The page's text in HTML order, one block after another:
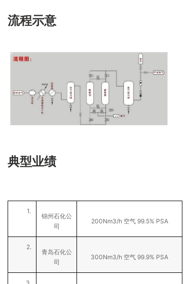
流程示意
典型业绩
1.
锦州石化公
司
200Nm3/h 空气99.5% PSA
2.
青岛石化公
司
300Nm3/h 空气 99.9% PSA